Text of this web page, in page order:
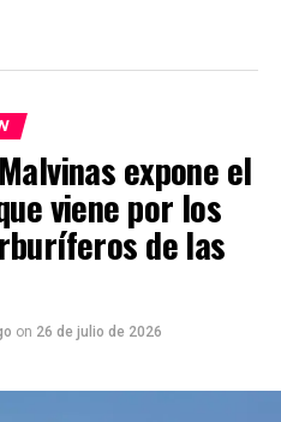
expone el
viene por los
de las
on 26 de julio de 2026